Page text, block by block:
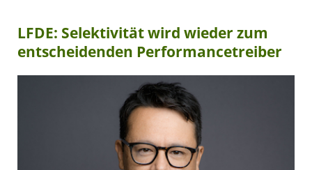
LFDE: Selektivität wird wieder zum
entscheidenden Performancetreiber